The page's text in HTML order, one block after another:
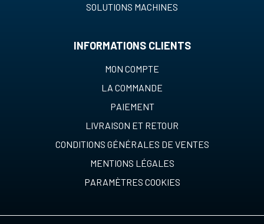
SOLUTIONS MACHINES
INFORMATIONS CLIENTS
MON COMPTE
LA COMMANDE
PAIEMENT
LIVRAISON ET RETOUR
CONDITIONS GÉNÉRALES DE VENTES
MENTIONS LÉGALES
PARAMÈTRES COOKIES